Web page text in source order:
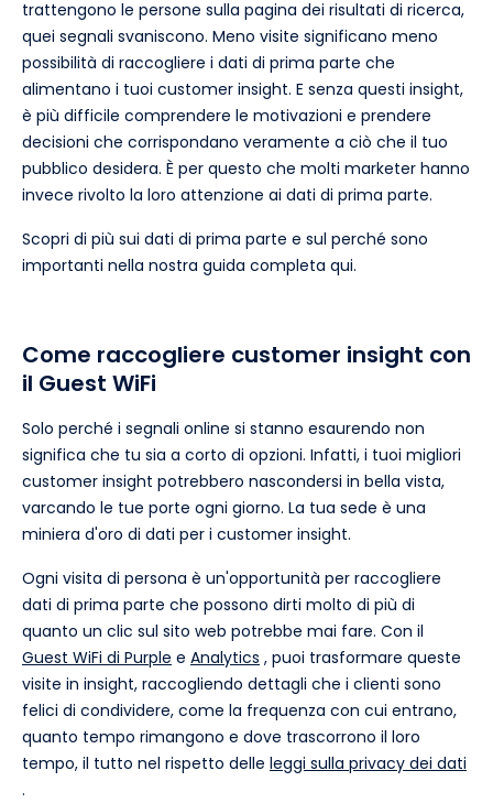
trattengono le persone sulla pagina dei risultati di ricerca,
quei segnali svaniscono. Meno visite significano meno
possibilità di raccogliere i dati di prima parte che
alimentano i tuoi customer insight. E senza questi insight,
è più difficile comprendere le motivazioni e prendere
decisioni che corrispondano veramente a ciò che il tuo
pubblico desidera. È per questo che molti marketer hanno
invece rivolto la loro attenzione ai dati di prima parte.
Scopri di più sui dati di prima parte e sul perché sono
importanti nella nostra guida completa qui.
Come raccogliere customer insight con
il Guest WiFi
Solo perché i segnali online si stanno esaurendo non
significa che tu sia a corto di opzioni. Infatti, i tuoi migliori
customer insight potrebbero nascondersi in bella vista,
varcando le tue porte ogni giorno. La tua sede è una
miniera d'oro di dati per i customer insight.
Ogni visita di persona è un'opportunità per raccogliere
dati di prima parte che possono dirti molto di più di
quanto un clic sul sito web potrebbe mai fare. Con il
Guest WiFi di Purple e Analytics , puoi trasformare queste
visite in insight, raccogliendo dettagli che i clienti sono
felici di condividere, come la frequenza con cui entrano,
quanto tempo rimangono e dove trascorrono il loro
tempo, il tutto nel rispetto delle leggi sulla privacy dei dati
.